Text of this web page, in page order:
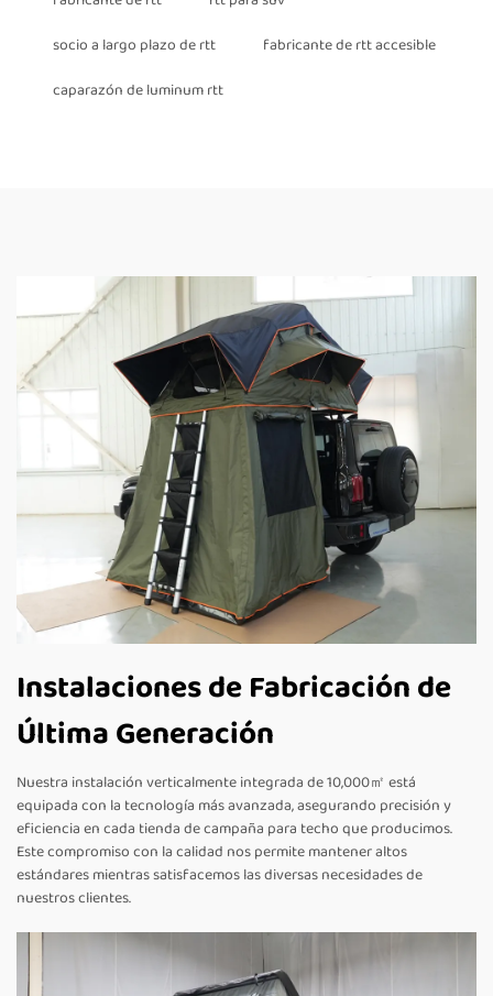
socio a largo plazo de rtt
fabricante de rtt accesible
caparazón de luminum rtt
Instalaciones de Fabricación de
Última Generación
Nuestra instalación verticalmente integrada de 10,000㎡ está
equipada con la tecnología más avanzada, asegurando precisión y
eficiencia en cada tienda de campaña para techo que producimos.
Este compromiso con la calidad nos permite mantener altos
estándares mientras satisfacemos las diversas necesidades de
nuestros clientes.